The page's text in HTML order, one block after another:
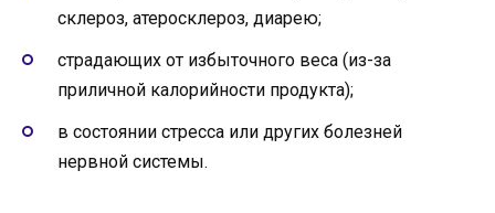
склероз, атеросклероз, диарею;
страдающих от избыточного веса (из-за
приличной калорийности продукта);
в состоянии стресса или других болезней
нервной системы.